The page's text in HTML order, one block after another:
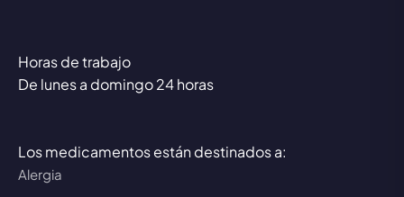
Horas de trabajo
De lunes a domingo 24 horas
Los medicamentos están destinados a:
Alergia